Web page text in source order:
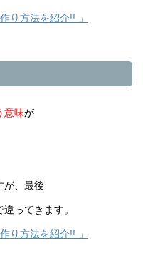
り方法を紹介!! 」
意味が
が、最後
ってきます。
り方法を紹介!! 」